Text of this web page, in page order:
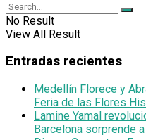
No Result
View All Result
Entradas recientes
Medellín Florece y
Feria de las Flores
Lamine Yamal
Barcelona sorprende